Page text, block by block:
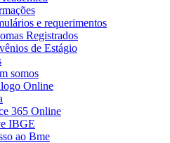
e requerimentos
Registrados
de Estágio
somos
Online
365 Online
IBGE
ao Bme